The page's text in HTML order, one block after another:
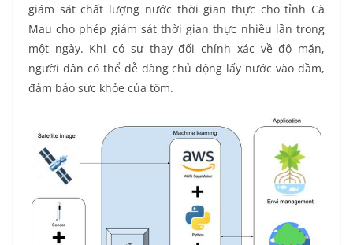
giám sát chất lượng nước thời gian thực cho tỉnh Cà
Mau cho phép giám sát thời gian thực nhiều lần trong
một ngày. Khi có sự thay đổi chính xác về độ mặn,
người dân có thể dễ dàng chủ động lấy nước vào đầm,
đảm bảo sức khỏe của tôm.